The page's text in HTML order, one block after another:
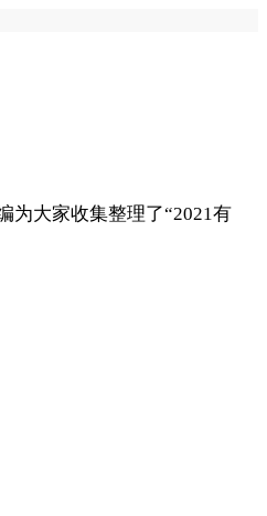
为大家收集整理了“2021有